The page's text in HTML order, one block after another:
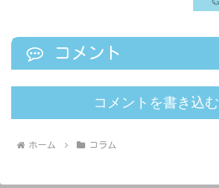
コメント
コメントを書き込む
ホーム コラム